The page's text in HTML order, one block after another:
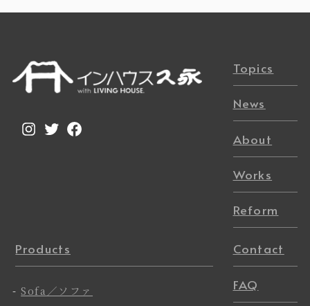
Instagram
TwitterFacebook
Topics
News
About
Works
Reform
Products
-Sofa／ソファ
Contact
FAQ